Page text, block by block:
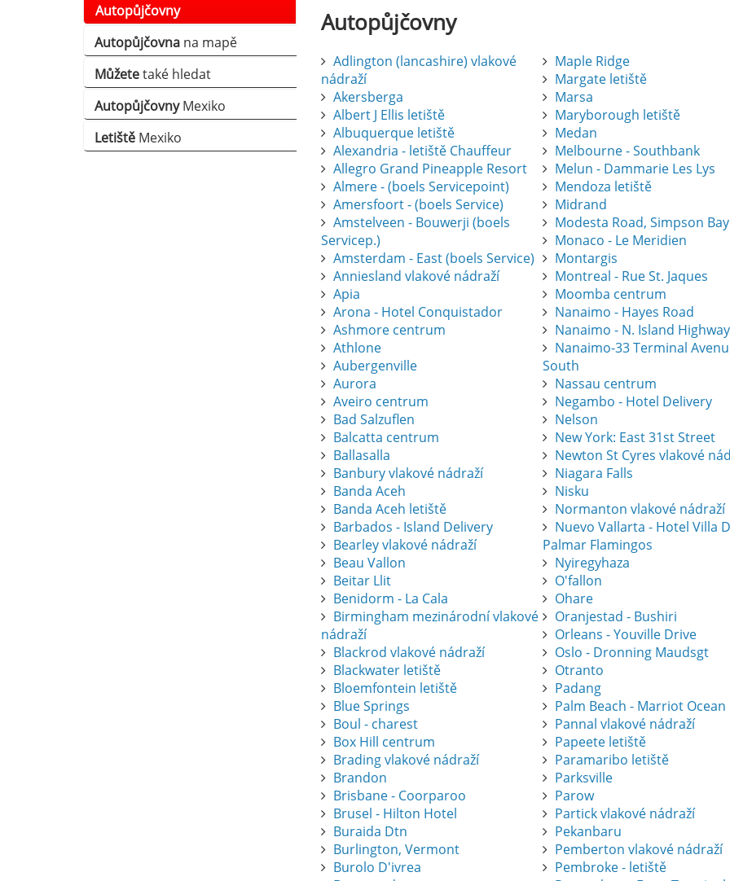
Autopůjčovny
Autopůjčovna na mapě
Můžetetaké hledat
AutopůjčovnyMexiko
Letiště Mexiko
Autopůjčovny
Adlington (lancashire) vlakové
nádraží
Akersberga
Albert J Ellis letiště
Albuquerque letiště
Alexandria - letiště Chauffeur
Allegro Grand Pineapple Resort
Almere - (boels Servicepoint)
Amersfoort - (boels Service)
Amstelveen - Bouwerji (boels
Servicep.)
Amsterdam - East (boels Service)
Anniesland vlakové nádraží
Apia
Arona - Hotel Conquistador
Ashmore centrum
Athlone
Aubergenville
Aurora
Aveiro centrum
Bad Salzuflen
Balcatta centrum
Ballasalla
Banbury vlakové nádraží
Banda Aceh
Banda Aceh letiště
Barbados - Island Delivery
Bearley vlakové nádraží
Beau Vallon
Beitar Llit
Benidorm - La Cala
Birmingham mezinárodní vlakové
nádraží
Blackrod vlakové nádraží
Blackwater letiště
Bloemfontein letiště
Blue Springs
Boul - charest
Box Hill centrum
Brading vlakové nádraží
Brandon
Brisbane - Coorparoo
Brusel - Hilton Hotel
Buraida Dtn
Burlington, Vermont
Burolo D'ivrea
Maple Ridge
Margate letiště
Marsa
Maryborough letiště
Medan
Melbourne - Southbank
Melun - Dammarie Les Lys
Mendoza letiště
Midrand
Modesta Road, Simpson Bay
Monaco - Le Meridien
Montargis
Montreal - Rue St. Jaques
Moomba centrum
Nanaimo - Hayes Road
Nanaimo - N. Island Highway
Nanaimo-33 Terminal
South
Nassau centrum
Negambo - Hotel Delivery
Nelson
New York: East 31st Street
Newton St Cyres vlakové
Niagara Falls
Nisku
Normanton vlakové nádraží
Nuevo Vallarta - Hotel Villa
Palmar Flamingos
Nyiregyhaza
O'fallon
Ohare
Oranjestad - Bushiri
Orleans - Youville Drive
Oslo - Dronning Maudsgt
Otranto
Padang
Palm Beach - Marriot Ocean
Pannal vlakové nádraží
Papeete letiště
Paramaribo letiště
Parksville
Parow
Partick vlakové nádraží
Pekanbaru
Pemberton vlakové nádraží
Pembroke - letiště